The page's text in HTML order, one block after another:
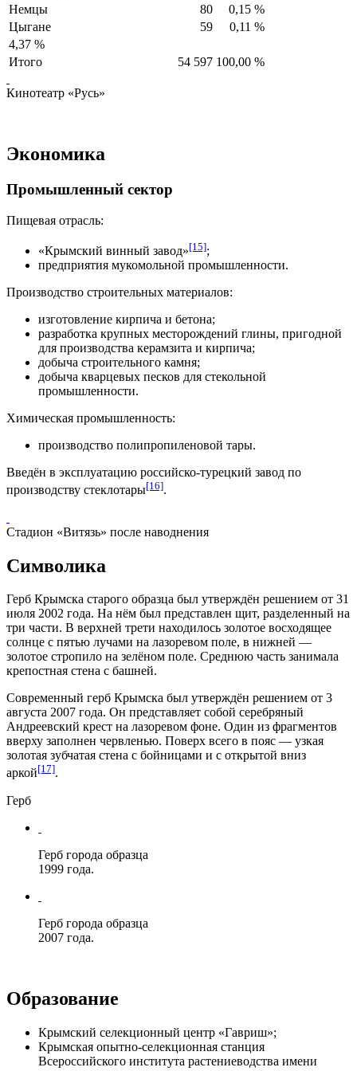
Немцы
80
0,15 %
Цыгане
59
0,11 %
4,37 %
Итого
54 597 100,00 %
Кинотеатр «Русь»
Экономика
Промышленный сектор
Пищевая отрасль:
«Крымский винный завод»[15];
предприятия мукомольной промышленности.
Производство строительных материалов:
изготовление кирпича и бетона;
разработка крупных месторождений глины, пригодной
для производства керамзита и кирпича;
добыча строительного камня;
добыча кварцевых песков для стекольной
промышленности.
Химическая промышленность:
производство полипропиленовой тары.
Введён в эксплуатацию российско-турецкий завод по
производству стеклотары[16].
Стадион «Витязь» после наводнения
Символика
Герб Крымска старого образца был утверждён решением от 31
июля 2002 года. На нём был представлен щит, разделенный на
три части. В верхней трети находилось золотое восходящее
солнце с пятью лучами на лазоревом поле, в нижней —
золотое стропило на зелёном поле. Среднюю часть занимала
крепостная стена с башней.
Современный герб Крымска был утверждён решением от 3
августа 2007 года. Он представляет собой серебряный
Андреевский крест на лазоревом фоне. Один из фрагментов
вверху заполнен червленью. Поверх всего в пояс — узкая
золотая зубчатая стена с бойницами и с открытой вниз
аркой[17].
Герб
Герб города образца
1999 года.
Герб города образца
2007 года.
Образование
Крымский селекционный центр «Гавриш»;
Крымская опытно-селекционная станция
Всероссийского института растениеводства имени